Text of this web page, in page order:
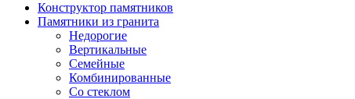
Конструктор памятников
Памятники из гранита
Недорогие
Вертикальные
Семейные
Комбинированные
Со стеклом